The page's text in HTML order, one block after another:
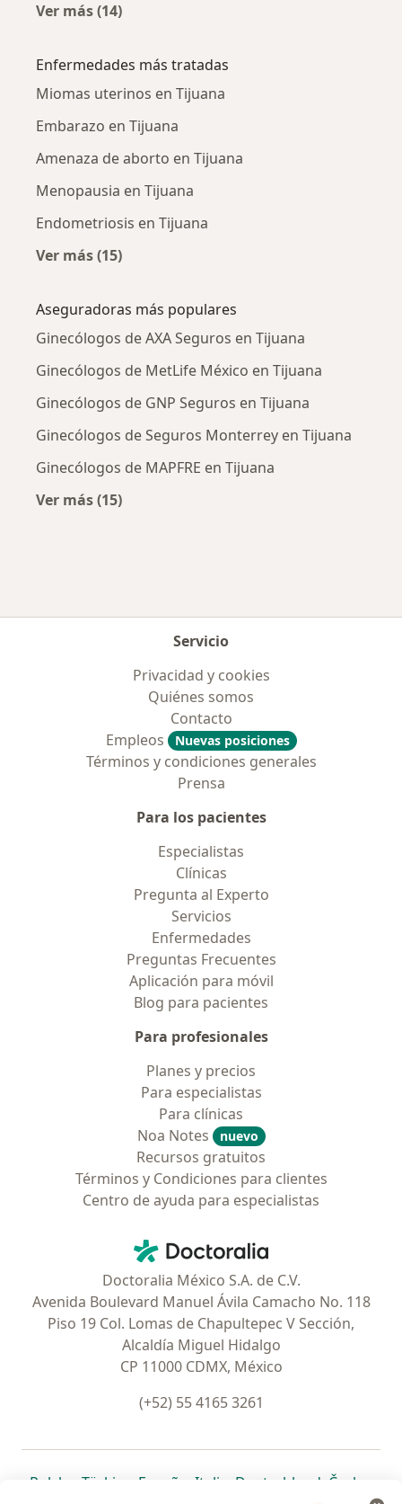
Ver más (14)
Enfermedades más tratadas
Miomas uterinos en Tijuana
Embarazo en Tijuana
Amenaza de aborto en Tijuana
Menopausia en Tijuana
Endometriosis en Tijuana
Ver más (15)
Aseguradoras más populares
Ginecólogos de AXA Seguros en Tijuana
Ginecólogos de MetLife México en Tijuana
Ginecólogos de GNP Seguros en Tijuana
Ginecólogos de Seguros Monterrey en Tijuana
Ginecólogos de MAPFRE en Tijuana
Ver más (15)
Servicio
Privacidad y cookies
Quiénes somos
Contacto
Empleos
Nuevas posiciones
Términos y condiciones generales
Prensa
Para los pacientes
Especialistas
Clínicas
Pregunta al Experto
Servicios
Enfermedades
Preguntas Frecuentes
Aplicación para móvil
Blog para pacientes
Para profesionales
Planes y precios
Para especialistas
Para clínicas
Noa Notes
nuevo
Recursos gratuitos
Términos y Condiciones para clientes
Centro de ayuda para especialistas
Doctoralia - Página de inicio
Doctoralia México S.A. de C.V.
Avenida Boulevard Manuel Ávila Camacho No. 118
Piso 19 Col. Lomas de Chapultepec V Sección,
Alcaldía Miguel Hidalgo
CP 11000 CDMX, México
(+52) 55 4165 3261
Polska se abre en una nueva pestaña
Türkiye se abre en una nueva pestaña
España se abre en una nueva pestaña
Italia se abre en una nueva
Deutschlandse abre en
Česko